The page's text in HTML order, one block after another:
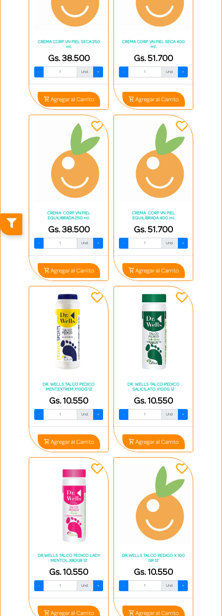
CREMA CORP VN PIEL SECA 250
ml.
Gs. 38.500
- Und. +
Agregar al Carrito
CREMA CORP VN PIEL SECA 400
ml.
Gs. 51.700
- Und. +
Agregar al Carrito
CREMA CORP VN PIEL
EQUILIBRADA 250 ml.
Gs. 38.500
- Und. +
Agregar al Carrito
CREMA CORP VN PIEL
EQUILIBRADA 400 ml.
Gs. 51.700
- Und. +
Agregar al Carrito
DR. WELLS TALCO PEDICO
MENT.EXTREM.X100G 12
Gs. 10.550
- Und. +
Agregar al Carrito
DR. WELLS TALCO PEDICO
SALICILATO X100G 12
Gs. 10.550
- Und. +
Agregar al Carrito
DR.WELLS TALCO PEDICO LADY
MENTOL.X80GR 12
Gs. 10.550
- Und. +
Agregar al Carrito
DR.WELLS TALCO PEDICO X 100
GR 12
Gs. 10.550
- Und. +
Agregar al Carrito